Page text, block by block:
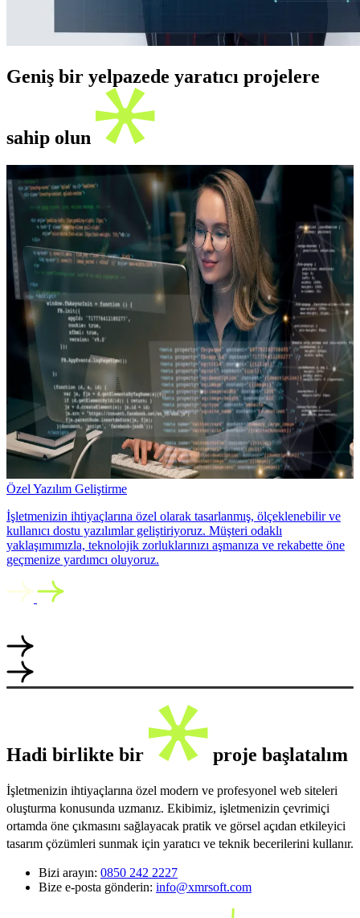
Geniş bir yelpazede yaratıcı projelere
sahip olun
Özel Yazılım Geliştirme
İşletmenizin ihtiyaçlarına özel olarak tasarlanmış, ölçeklenebilir ve
kullanıcı dostu yazılımlar geliştiriyoruz. Müşteri odaklı
yaklaşımımızla, teknolojik zorluklarınızı aşmanıza ve rekabette öne
geçmenize yardımcı oluyoruz.
Hadi birlikte bir proje başlatalım
İşletmenizin ihtiyaçlarına özel modern ve profesyonel web siteleri
oluşturma konusunda uzmanız. Ekibimiz, işletmenizin çevrimiçi
ortamda öne çıkmasını sağlayacak pratik ve görsel açıdan etkileyici
tasarım çözümleri sunmak için yaratıcı ve teknik becerilerini kullanır.
Bizi arayın: 0850 242 2227
Bize e-posta gönderin: info@xmrsoft.com